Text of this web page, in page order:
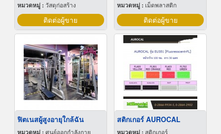
หมวดหมู่ : วัสดุก่อสร้าง
ติดต่อผู้ขาย
หมวดหมู่ : เม็ดพลาสติก
ติดต่อผู้ขาย
ฟิตเนสผู้สูงอายุใกล้ฉัน
หมวดหมู่ : ศูนย์ออกกำลังกาย
สติกเกอร์ AUROCAL
หมวดหมู่ : สติกเกอร์